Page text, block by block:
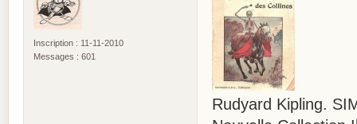
Inscription : 11-11-2010
Messages : 601
Rudyard Kipling.